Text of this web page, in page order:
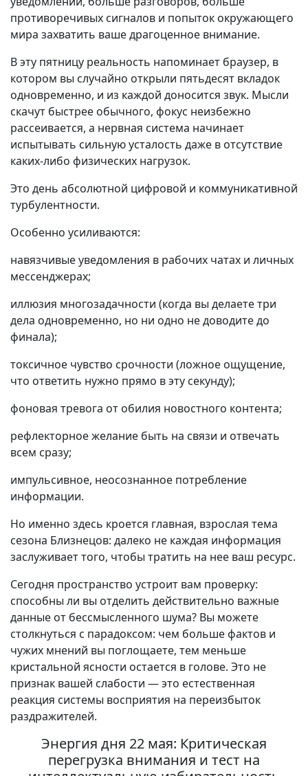
противоречивых сигналов и попыток окружающего
мира захватить ваше драгоценное внимание.
В эту пятницу реальность напоминает браузер, в
котором вы случайно открыли пятьдесят вкладок
одновременно, и из каждой доносится звук. Мысли
скачут быстрее обычного, фокус неизбежно
рассеивается, а нервная система начинает
испытывать сильную усталость даже в отсутствие
каких-либо физических нагрузок.
Это день абсолютной цифровой и коммуникативной
турбулентности.
Особенно усиливаются:
навязчивые уведомления в рабочих чатах и личных
мессенджерах;
иллюзия многозадачности (когда вы делаете три
дела одновременно, но ни одно не доводите до
финала);
токсичное чувство срочности (ложное ощущение,
что ответить нужно прямо в эту секунду);
фоновая тревога от обилия новостного контента;
рефлекторное желание быть на связи и отвечать
всем сразу;
импульсивное, неосознанное потребление
информации.
Но именно здесь кроется главная, взрослая тема
сезона Близнецов: далеко не каждая информация
заслуживает того, чтобы тратить на нее ваш ресурс.
Сегодня пространство устроит вам проверку:
способны ли вы отделить действительно важные
данные от бессмысленного шума? Вы можете
столкнуться с парадоксом: чем больше фактов и
чужих мнений вы поглощаете, тем меньше
кристальной ясности остается в голове. Это не
признак вашей слабости — это естественная
реакция системы восприятия на переизбыток
раздражителей.
Энергия дня 22 мая: Критическая
перегрузка внимания и тест на